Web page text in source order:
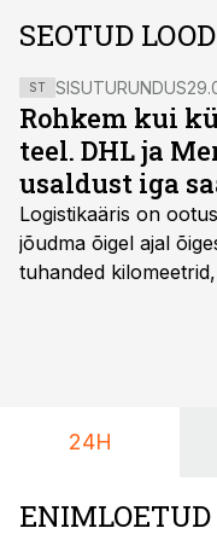
SEOTUD LOOD
ST SISUTURUNDUS
Rohkem kui
teel. DHL ja
usaldust iga
Logistikaäris on
jõudma õigel ajal
tuhanded
24H
ENIMLOETUD